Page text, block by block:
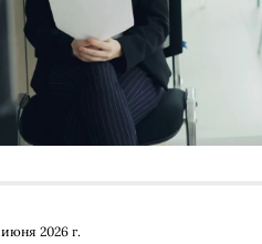
июня 2026 г.